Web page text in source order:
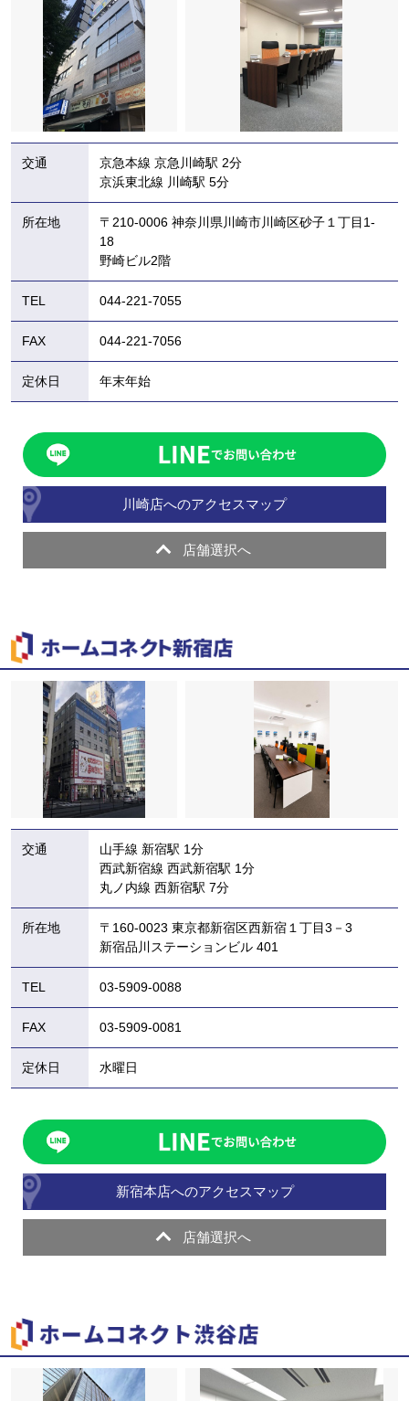
交通
京急本線 京急川崎駅 2分
京浜東北線 川崎駅 5分
所在地
〒210-0006 神奈川県川崎市川崎区砂子１丁目1-
18
野崎ビル2階
TEL 044-221-7055
FAX 044-221-7056
定休日 年末年始
川崎店へのアクセスマップ
店舗選択へ
交通
山手線 新宿駅 1分
西武新宿線 西武新宿駅 1分
丸ノ内線 西新宿駅 7分
所在地
〒160-0023 東京都新宿区西新宿１丁目3－3
新宿品川ステーションビル 401
TEL 03-5909-0088
FAX 03-5909-0081
定休日 水曜日
新宿本店へのアクセスマップ
店舗選択へ